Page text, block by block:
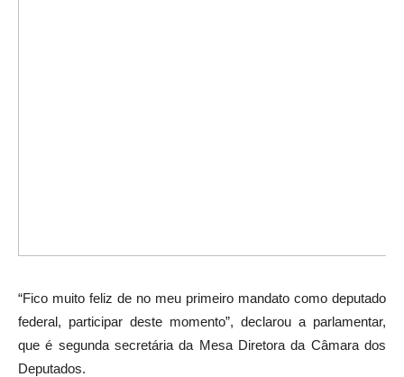
“Fico muito feliz de no meu primeiro mandato como deputado
federal, participar deste momento”, declarou a parlamentar,
que é segunda secretária da Mesa Diretora da Câmara dos
Deputados.